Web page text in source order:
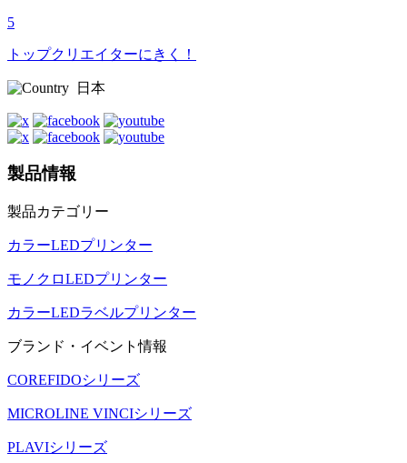
5
トップクリエイターにきく！
日本
製品情報
製品カテゴリー
カラーLEDプリンター
モノクロLEDプリンター
カラーLEDラベルプリンター
ブランド・イベント情報
COREFIDOシリーズ
MICROLINE VINCIシリーズ
PLAVIシリーズ